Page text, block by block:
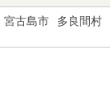
宮古島市 多良間村